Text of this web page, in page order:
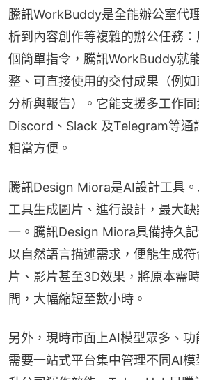
騰訊WorkBuddy是全能辦公室代
析到內容創作等複雜的辦公任務
個簡單指令，騰訊WorkBuddy就
整、可直接使用的交付成果（例
分析與報告）。它能支援多工作
Discord、Slack 及Telegram等通
相當方便。
騰訊Design Miora是AI設計工具
工具生成圖片、進行設計，最大
一。騰訊Design Miora具備持久
以自然語言描述需求，便能生成
片、影片甚至3D效果，將原本需
間，大幅縮短至數小時。
另外，現時市面上AI模型眾多、
需要一站式平台集中管理不同AI